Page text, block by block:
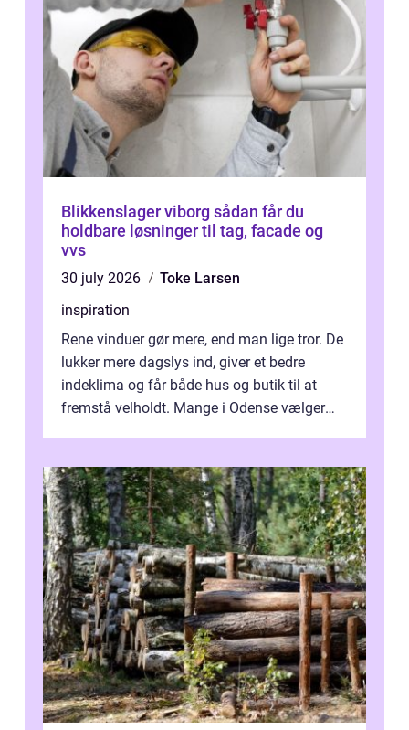
Blikkenslager viborg sådan får du
holdbare løsninger til tag, facade og
vvs
30 july 2026
Toke Larsen
inspiration
Rene vinduer gør mere, end man lige tror. De
lukker mere dagslys ind, giver et bedre
indeklima og får både hus og butik til at
fremstå velholdt. Mange i Odense vælger